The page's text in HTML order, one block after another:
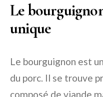
Le
unique
Le bourguignon est
du porc. Il se trouve
composé de viande